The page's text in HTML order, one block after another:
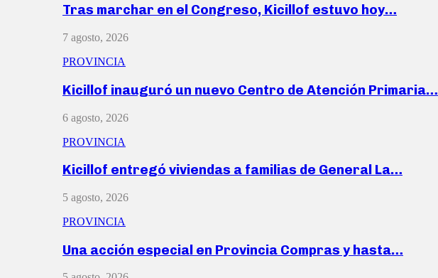
Tras marchar en el Congreso, Kicillof estuvo hoy…
7 agosto, 2026
PROVINCIA
Kicillof inauguró un nuevo Centro de Atención Primaria…
6 agosto, 2026
PROVINCIA
Kicillof entregó viviendas a familias de General La…
5 agosto, 2026
PROVINCIA
Una acción especial en Provincia Compras y hasta…